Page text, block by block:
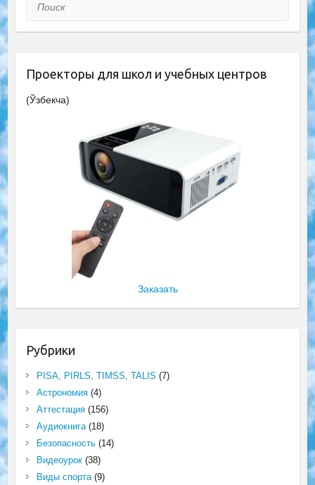
Проекторы для школ и учебных центров
(Ўзбекча)
Заказать
Рубрики
PISA, PIRLS, TIMSS, TALIS (7)
Астрономия(4)
Аттестация(156)
Аудиокнига(18)
Безопасность(14)
Видеоурок(38)
Виды спорта(9)